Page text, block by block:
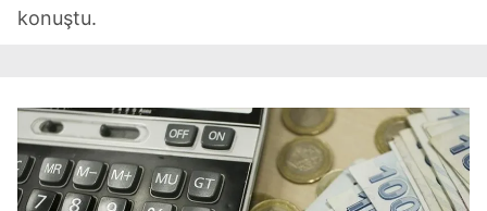
6698 sayılı Kişisel Verilerin Korunması Kanunu uyarınca
almak için lütfentıklayınız.
konuştu.